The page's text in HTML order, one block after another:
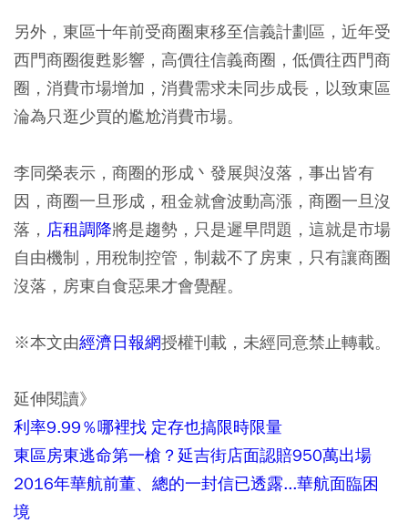
另外，東區十年前受商圈東移至信義計劃區，近年受
西門商圈復甦影響，高價往信義商圈，低價往西門商
圈，消費市場增加，消費需求未同步成長，以致東區
淪為只逛少買的尷尬消費市場。
李同榮表示，商圈的形成丶發展與沒落，事出皆有
因，商圈一旦形成，租金就會波動高漲，商圈一旦沒
落， 店租調降將是趨勢，只是遲早問題，這就是市場
自由機制，用稅制控管，制裁不了房東，只有讓商圈
沒落，房東自食惡果才會覺醒。
※本文由經濟日報網授權刊載，未經同意禁止轉載。
延伸閱讀》
利率9.99％哪裡找 定存也搞限時限量
東區房東逃命第一槍？延吉街店面認賠950萬出場
2016年華航前董、總的一封信已透露...華航面臨困
境